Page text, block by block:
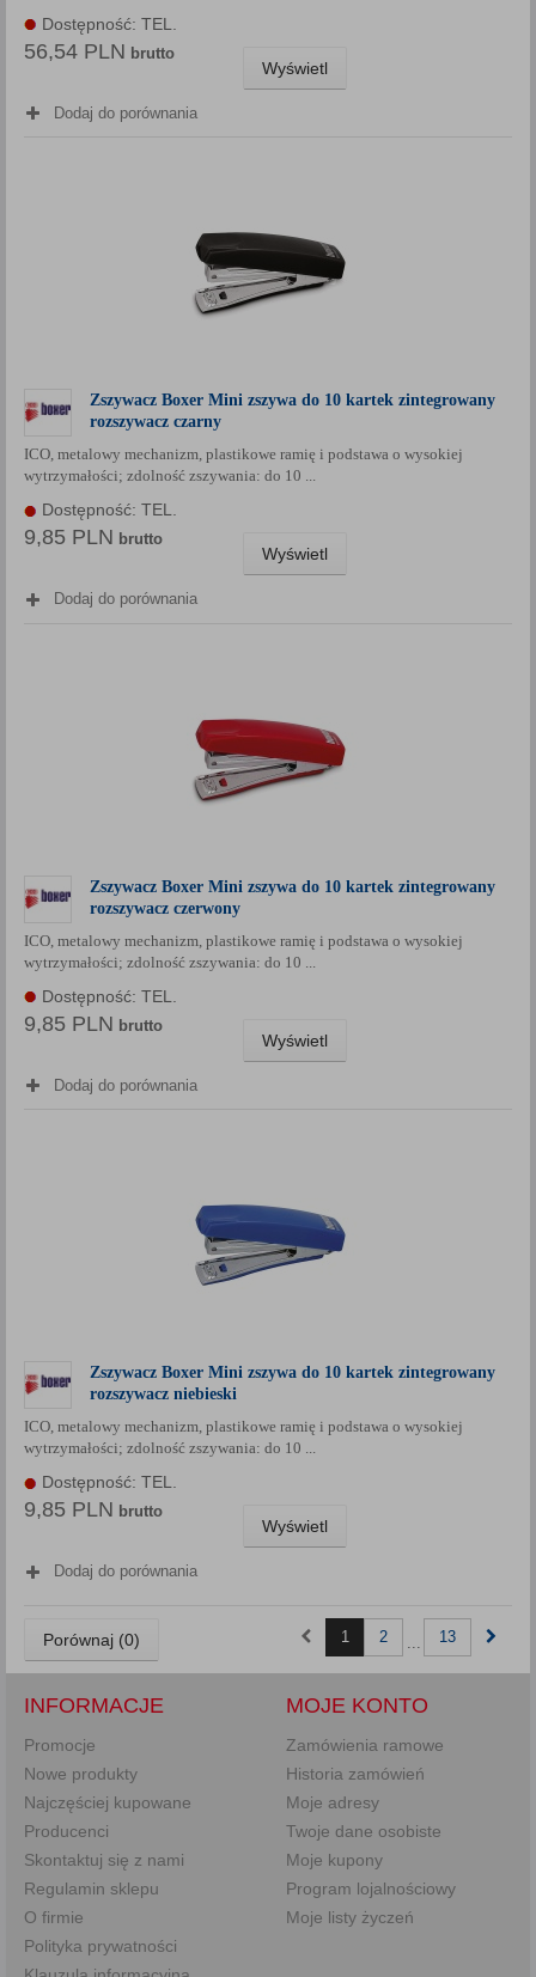
Dostępność: TEL.
56,54 PLN brutto
Wyświetl
Dodaj do porównania
Zszywacz Boxer Mini zszywa do 10 kartek zintegrowany
rozszywacz czarny
ICO, metalowy mechanizm, plastikowe ramię i podstawa o wysokiej
wytrzymałości; zdolność zszywania: do 10 ...
Dostępność: TEL.
9,85 PLN brutto
Wyświetl
Dodaj do porównania
Zszywacz Boxer Mini zszywa do 10 kartek zintegrowany
rozszywacz czerwony
ICO, metalowy mechanizm, plastikowe ramię i podstawa o wysokiej
wytrzymałości; zdolność zszywania: do 10 ...
Dostępność: TEL.
9,85 PLN brutto
Wyświetl
Dodaj do porównania
Zszywacz Boxer Mini zszywa do 10 kartek zintegrowany
rozszywacz niebieski
ICO, metalowy mechanizm, plastikowe ramię i podstawa o wysokiej
wytrzymałości; zdolność zszywania: do 10 ...
Dostępność: TEL.
9,85 PLN brutto
Wyświetl
Dodaj do porównania
Porównaj (0) 1 2 13
INFORMACJE
Promocje
Nowe produkty
Najczęściej kupowane
Producenci
Skontaktuj się z nami
Regulamin sklepu
O firmie
Polityka prywatności
MOJE KONTO
Zamówienia ramowe
Historia zamówień
Moje adresy
Twoje dane osobiste
Moje kupony
Program lojalnościowy
Moje listy życzeń